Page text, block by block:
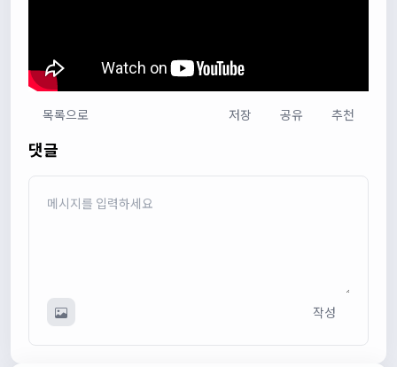
다다우운
관리자13:50:05
이름/휴대폰 번호는 이벤트에 활용될수 있다는 항목을 추가
목록으로 저장 공유 추천
댓글
작성